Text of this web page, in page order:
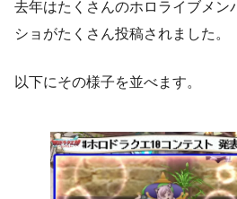
去年はたくさんのホロライブメン
ショがたくさん投稿されました。
以下にその様子を並べます。